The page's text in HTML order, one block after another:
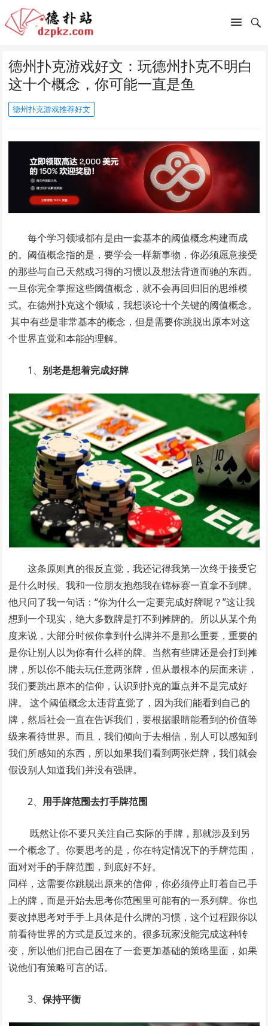
德州扑克游戏好文：玩德州扑克不明白
这十个概念，你可能一直是鱼
德州扑克游戏推荐好文
每个学习领域都有是由一套基本的阈值概念构建而成
的。阈值概念指的是，要学会一样新事物，你必须愿意接受
的那些与自己天然或习得的习惯以及想法背道而驰的东西。
一旦你完全掌握这些阈值概念，就不会再回归旧的思维模
式。在德州扑克这个领域，我想谈论十个关键的阈值概念。
其中有些是非常基本的概念，但是需要你跳脱出原本对这
个世界直觉和本能的理解。
1、 别老是想着完成好牌
这条原则真的很反直觉，我还记得我第一次终于接受它
是什么时候。我和一位朋友抱怨我在锦标赛一直拿不到牌。
他只问了我一句话：“你为什么一定要完成好牌呢？”这让我
想到一个现实，绝大多数牌是打不到摊牌的。所以从某个角
度来说，大部分时候你拿到什么牌并不是那么重要，重要的
是你让别人以为你有什么样的牌。当然有些牌还是会打到摊
牌，所以你不能去玩任意两张牌，但从最根本的层面来讲，
我们要跳出原本的信仰，认识到扑克的重点并不是完成好
牌。 这个阈值概念太违背直觉了，因为我们能看到自己的
牌，然后社会一直在告诉我们，要根据眼睛能看到的价值等
级来看待世界。而且，我们倾向于去相信，别人可以感知到
我们所感知的东西，所以如果我们看到两张烂牌，我们就会
假设别人知道我们并没有强牌。
2、 用手牌范围去打手牌范围
既然让你不要只关注自己实际的手牌，那就涉及到另
一个概念了。你要思考的是，你在特定情况下的手牌范围，
面对对手的手牌范围，到底好不好。
同样，这需要你跳脱出原来的信仰，你必须停止盯着自己手
上的牌，而是开始去思考你范围里可能有的一系列牌。你也
要改掉思考对手手上具体是什么牌的习惯，这个过程跟你以
前看待世界的方式是反过来的。很多玩家没能完成这种转
变，所以他们把自己困在了一套更加基础的策略里面，如果
说他们有策略可言的话。
3、保持平衡